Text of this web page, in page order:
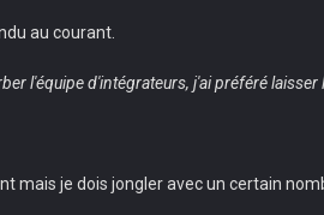
au courant.
l'équipe d'intégrateurs, j'ai préféré
mais je dois jongler avec un certain